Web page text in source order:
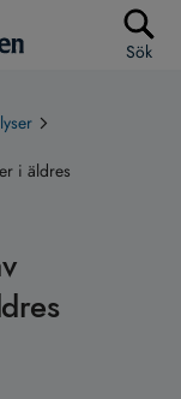
Sök
i äldres